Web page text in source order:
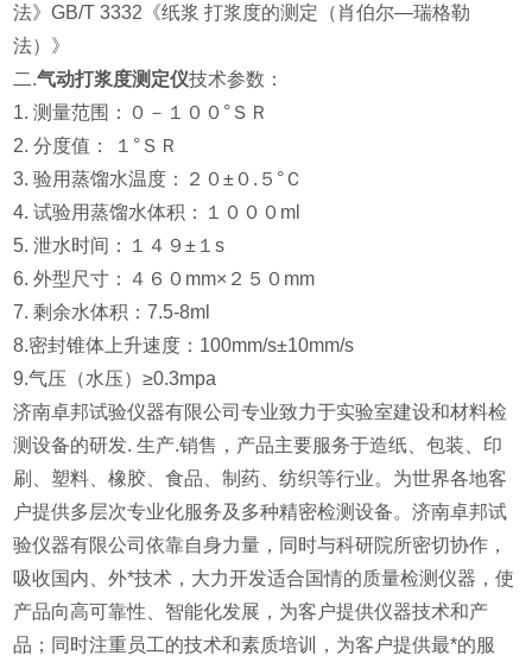
法》GB/T 3332《纸浆 打浆度的测定（肖伯尔—瑞格勒
法）》
二.气动打浆度测定仪技术参数：
1. 测量范围：０－１００°ＳＲ
2. 分度值： １°ＳＲ
3. 验用蒸馏水温度：２０±０.５°Ｃ
4. 试验用蒸馏水体积：１０００ml
5. 泄水时间：１４９±１s
6. 外型尺寸：４６０mm×２５０mm
7. 剩余水体积：7.5-8ml
8.密封锥体上升速度：100mm/s±10mm/s
9.气压（水压）≥0.3mpa
济南卓邦试验仪器有限公司专业致力于实验室建设和材料检
测设备的研发. 生产.销售，产品主要服务于造纸、包装、印
刷、塑料、橡胶、食品、制药、纺织等行业。为世界各地客
户提供多层次专业化服务及多种精密检测设备。济南卓邦试
验仪器有限公司依靠自身力量，同时与科研院所密切协作，
吸收国内、外*技术，大力开发适合国情的质量检测仪器，使
产品向高可靠性、智能化发展，为客户提供仪器技术和产
品；同时注重员工的技术和素质培训，为客户提供最*的服